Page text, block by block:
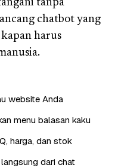
tanpa
chatbot yang
harus
website Anda
menu balasan kaku
harga, dan stok
dari chat